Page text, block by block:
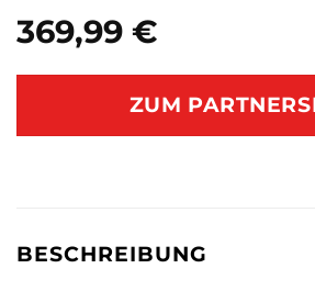
369,99 €
ZUM
BESCHREIBUNG